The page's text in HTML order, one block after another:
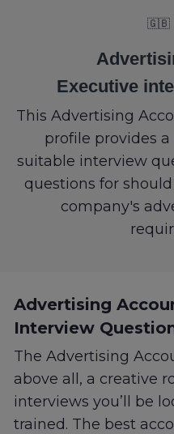
🇬🇧
Executive
This Advertising
profile provides
suitable interview
questions for
company's
Advertising
Interview
The Advertising
above all, a creative
interviews you’ll be
trained. The best